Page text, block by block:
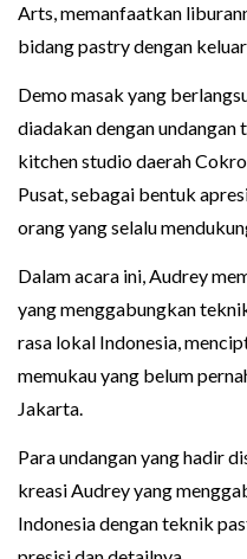
Arts, memanfaatkan
bidang pastry dengan
Demo masak yang
diadakan dengan
kitchen studio daerah
Pusat, sebagai bentuk
orang yang selalu
Dalam acara ini, Audrey
yang menggabungkan
rasa lokal Indonesia,
memukau yang belum
Jakarta.
Para undangan yang hadir
kreasi Audrey yang
Indonesia dengan teknik